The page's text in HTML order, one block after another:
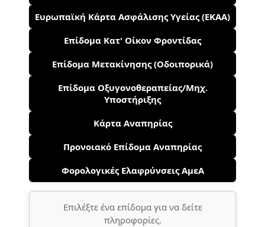
Ευρωπαϊκή Κάρτα Ασφάλισης Υγείας (ΕΚΑΑ)
Επίδομα Κατ' Οίκον Φροντίδας
Επίδομα Μετακίνησης (Οδοιπορικά)
Επίδομα Οξυγονοθεραπείας/Μηχ.
Υποστήριξης
Κάρτα Αναπηρίας
Προνοιακό Επίδομα Αναπηρίας
Φορολογικές Ελαφρύνσεις ΑμεΑ
Επιλέξτε ένα επίδομα για να δείτε
πληροφορίες.